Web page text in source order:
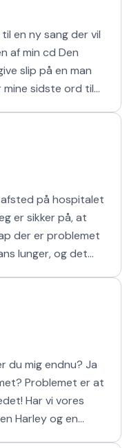
en ny sang der vil
min cd Den
slip på en man
mine sidste ord til
på hospitalet
er sikker på, at
der er problemet
lunger, og det
er at
Har vi vores